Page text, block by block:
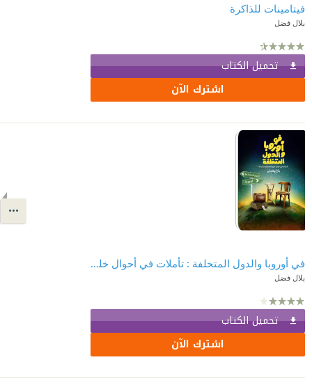
فيتامينات للذاكرة
بلال فضل
تحميل الكتاب
اشترك الآن
في أوروبا والدول المتخلفة : تأملات في أحوال خلق الله وتجارب بلاد الله
بلال فضل
تحميل الكتاب
اشترك الآن